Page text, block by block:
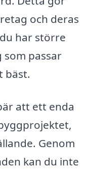
och deras
har större
passar
bäst.
att ett enda
Genom
kan du inte